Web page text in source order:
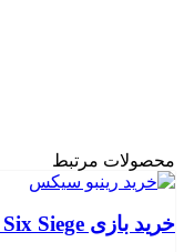
محصولات مرتبط
خرید بازی Rainbow Six Siege